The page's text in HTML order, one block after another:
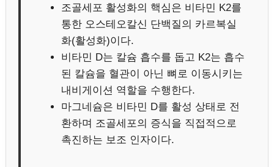
조골세포 활성화의 핵심은 비타민 K2를
통한 오스테오칼신 단백질의 카르복실
화(활성화)이다.
비타민 D는 칼슘 흡수를 돕고 K2는 흡수
된 칼슘을 혈관이 아닌 뼈로 이동시키는
내비게이션 역할을 수행한다.
마그네슘은 비타민 D를 활성 상태로 전
환하며 조골세포의 증식을 직접적으로
촉진하는 보조 인자이다.